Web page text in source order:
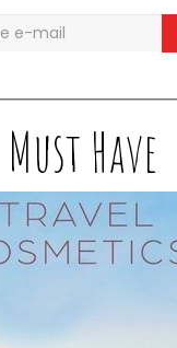
Must Have